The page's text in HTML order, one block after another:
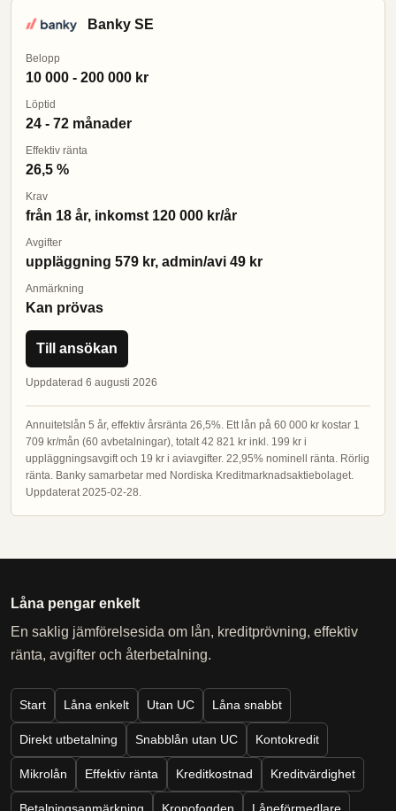
Banky SE
Belopp
10 000 - 200 000 kr
Löptid
24 - 72 månader
Effektiv ränta
26,5 %
Krav
från 18 år, inkomst 120 000 kr/år
Avgifter
uppläggning 579 kr, admin/avi 49 kr
Anmärkning
Kan prövas
Till ansökan
Uppdaterad 6 augusti 2026
Annuitetslån 5 år, effektiv årsränta 26,5%. Ett lån på 60 000 kr kostar 1
709 kr/mån (60 avbetalningar), totalt 42 821 kr inkl. 199 kr i
uppläggningsavgift och 19 kr i aviavgifter. 22,95% nominell ränta. Rörlig
ränta. Banky samarbetar med Nordiska Kreditmarknadsaktiebolaget.
Uppdaterat 2025-02-28.
Låna pengar enkelt
En saklig jämförelsesida om lån, kreditprövning, effektiv
ränta, avgifter och återbetalning.
Start Låna enkelt Utan UC Låna snabbt
Direkt utbetalning Snabblån utan UC Kontokredit
Mikrolån Effektiv ränta Kreditkostnad Kreditvärdighet